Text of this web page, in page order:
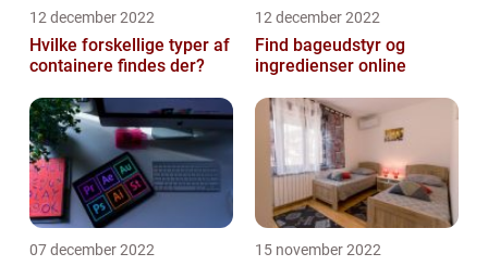
12 december 2022
Hvilke forskellige typer af
containere findes der?
12 december 2022
Find bageudstyr og
ingredienser online
07 december 2022 15 november 2022